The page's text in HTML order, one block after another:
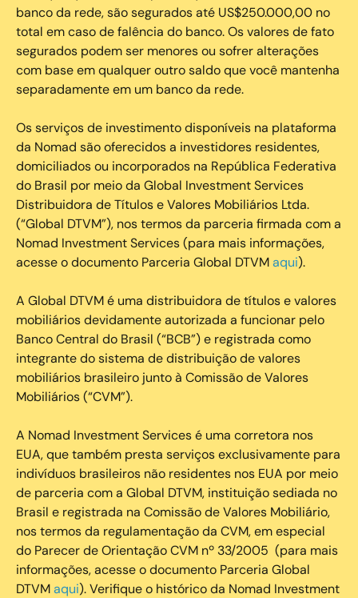
banco da rede, são segurados até US$250.000,00 no
total em caso de falência do banco. Os valores de fato
segurados podem ser menores ou sofrer alterações
com base em qualquer outro saldo que você mantenha
separadamente em um banco da rede.
Os serviços de investimento disponíveis na plataforma
da Nomad são oferecidos a investidores residentes,
domiciliados ou incorporados na República Federativa
do Brasil por meio da Global Investment Services
Distribuidora de Títulos e Valores Mobiliários Ltda.
(“Global DTVM”), nos termos da parceria firmada com a
Nomad Investment Services (para mais informações,
acesse o documento Parceria Global DTVMaqui).
A Global DTVM é uma distribuidora de títulos e valores
mobiliários devidamente autorizada a funcionar pelo
Banco Central do Brasil (“BCB”) e registrada como
integrante do sistema de distribuição de valores
mobiliários brasileiro junto à Comissão de Valores
Mobiliários (“CVM”).
‍A Nomad Investment Services é uma corretora nos
EUA, que também presta serviços exclusivamente para
indivíduos brasileiros não residentes nos EUA por meio
de parceria com a Global DTVM, instituição sediada no
Brasil e registrada na Comissão de Valores Mobiliário,
nos termos da regulamentação da CVM, em especial
do Parecer de Orientação CVM nº 33/2005 (para mais
informações, acesse o documento Parceria Global
DTVMaqui). Verifique o histórico da Nomad Investment